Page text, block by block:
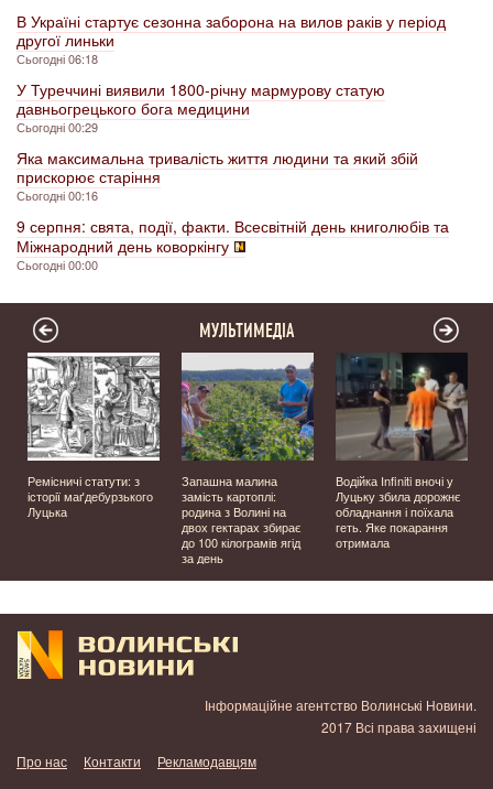
В Україні стартує сезонна заборона на вилов раків у період
другої линьки
Сьогодні 06:18
У Туреччині виявили 1800-річну мармурову статую
давньогрецького бога медицини
Сьогодні 00:29
Яка максимальна тривалість життя людини та який збій
прискорює старіння
Сьогодні 00:16
9 серпня: свята, події, факти. Всесвітній день книголюбів та
Міжнародний день коворкінгу
Сьогодні 00:00
МУЛЬТИМЕДІА
Ремісничі статути: з
історії маґдебурзького
Луцька
Запашна малина
замість картоплі:
родина з Волині на
двох гектарах збирає
до 100 кілограмів ягід
за день
Водійка Infiniti вночі у
Луцьку збила дорожнє
обладнання і поїхала
геть. Яке покарання
отримала
Інформаційне агентство Волинські Новини.
2017 Всі права захищені
Про нас
Контакти Рекламодавцям